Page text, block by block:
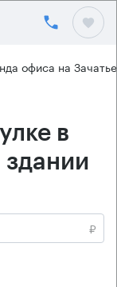
офиса на
в
₽